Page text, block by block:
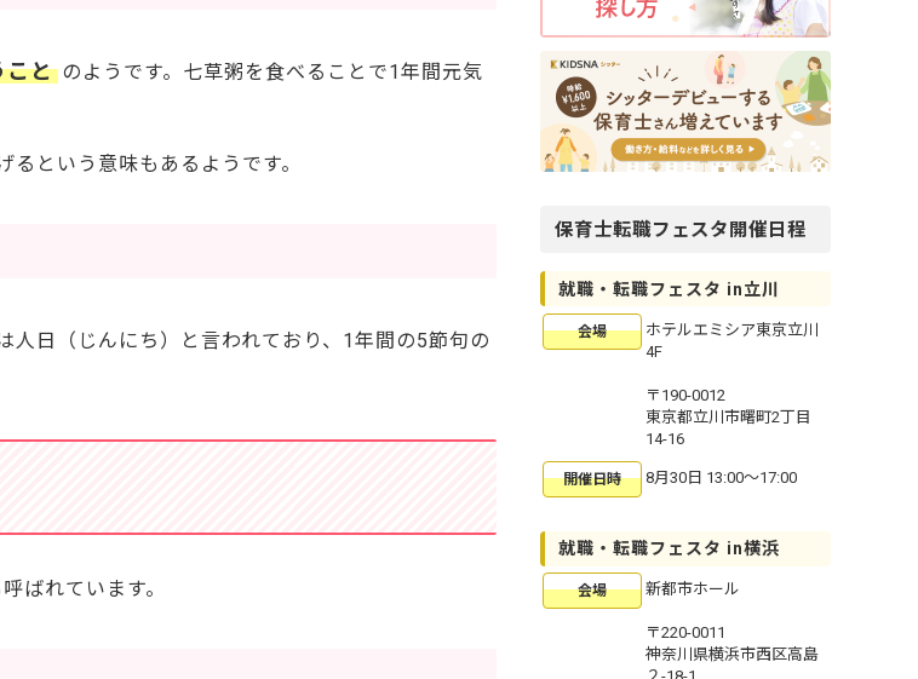
こと のようです。七草粥を食べることで1年間元気
という意味もあるようです。
人日（じんにち）と言われており、1年間の5節句の
ばれています。
保育士転職フェスタ開催日程
就職・転職フェスタ in立川
会場
ホテルエミシア東京立川
4F
〒190-0012
東京都立川市曙町2丁目
14-16
開催日時 8月30日 13:00〜17:00
就職・転職フェスタ in横浜
会場 新都市ホール
〒220-0011
神奈川県横浜市西区高島